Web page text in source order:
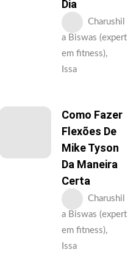
Dia
Charushil
a Biswas (expert
em fitness),
Issa
Como Fazer
Flexões De
Mike Tyson
Da Maneira
Certa
Charushil
a Biswas (expert
em fitness),
Issa